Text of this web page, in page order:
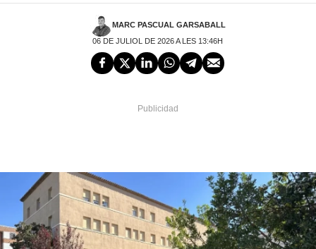
MARC PASCUAL GARSABALL
06 DE JULIOL DE 2026 A LES 13:46H